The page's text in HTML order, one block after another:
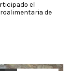
el
de